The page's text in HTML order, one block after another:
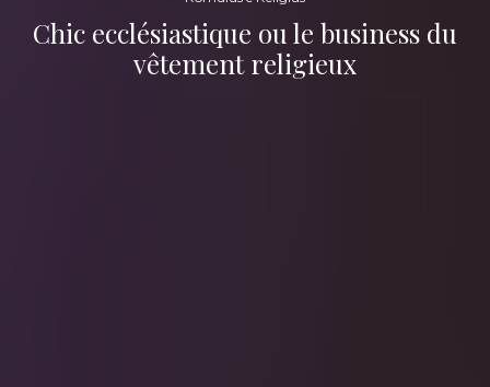
Chic ecclésiastique ou le business du
vêtement religieux